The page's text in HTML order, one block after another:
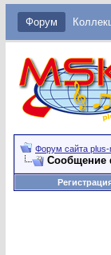
Форум
Форум сайта
Сообщение